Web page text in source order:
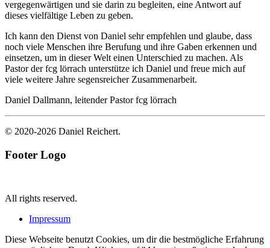
vergegenwärtigen und sie darin zu begleiten, eine Antwort auf
dieses vielfältige Leben zu geben.
Ich kann den Dienst von Daniel sehr empfehlen und glaube, dass
noch viele Menschen ihre Berufung und ihre Gaben erkennen und
einsetzen, um in dieser Welt einen Unterschied zu machen. Als
Pastor der fcg lörrach unterstütze ich Daniel und freue mich auf
viele weitere Jahre segensreicher Zusammenarbeit.
Daniel Dallmann, leitender Pastor fcg lörrach
© 2020-2026 Daniel Reichert.
Footer Logo
All rights reserved.
Impressum
Diese Webseite benutzt Cookies, um dir die bestmögliche Erfahrung